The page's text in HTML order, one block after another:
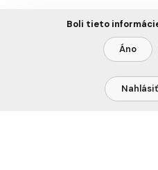
Boli tieto
Áno